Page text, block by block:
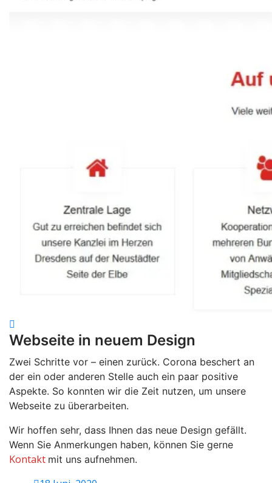
Webseite in neuem Design
Zwei Schritte vor – einen zurück. Corona beschert an
der ein oder anderen Stelle auch ein paar positive
Aspekte. So konnten wir die Zeit nutzen, um unsere
Webseite zu überarbeiten.
Wir hoffen sehr, dass Ihnen das neue Design gefällt.
Wenn Sie Anmerkungen haben, können Sie gerne
Kontakt mit uns aufnehmen.